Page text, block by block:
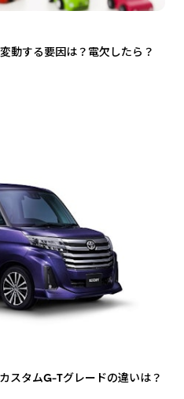
動する要因は？電欠したら？
スタムG-Tグレードの違いは？